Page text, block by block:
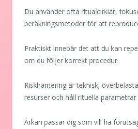
Du använder ofta ritualcirklar,
beräkningsmetoder för att
Praktiskt innebär det att du kan
om du följer korrekt procedur.
Riskhantering är teknisk;
resurser och håll rituella parametrar
Arkan passar dig som vill ha